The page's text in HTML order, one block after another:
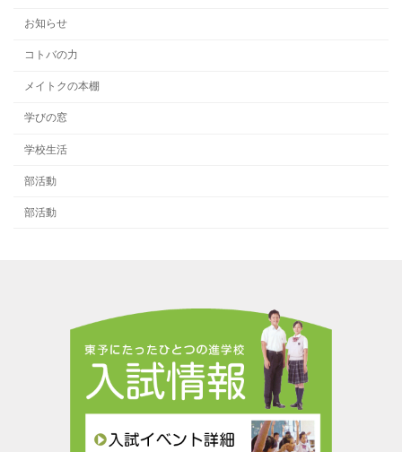
お知らせ
コトバの力
メイトクの本棚
学びの窓
学校生活
部活動
部活動